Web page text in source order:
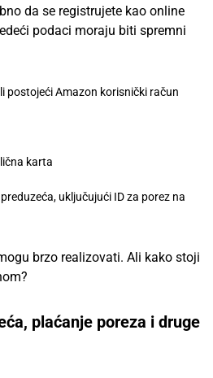
da se registrujete kao online
podaci moraju biti spremni
postojeći Amazon korisnički račun
karta
uključujući ID za porez na
brzo realizovati. Ali kako stoji
plaćanje poreza i druge